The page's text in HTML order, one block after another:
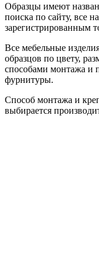
Образцы имеют
поиска по сайту, все
зарегистрированным
Все мебельные
образцов по цвету,
способами монтажа и
фурнитуры.
Способ монтажа и
выбирается